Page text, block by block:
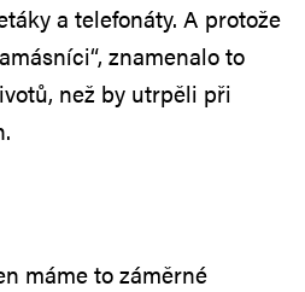
a telefonáty. A protože
znamenalo to
než by utrpěli při
máme to záměrné